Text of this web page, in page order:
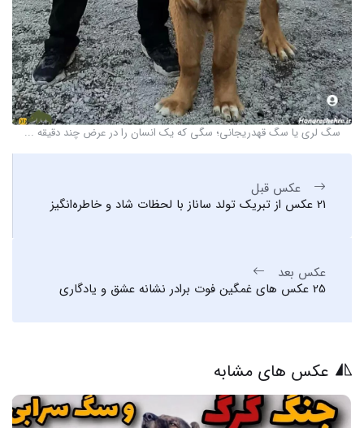
سگ لری یا سگ قهدریجانی؛ سگی که یک انسان را در عرض چند دقیقه ...
عکس قبل
21 عکس از تبریک تولد ساناز با لحظات شاد و خاطره‌انگیز
عکس بعد
25 عکس های غمگین فوت برادر نشانه عشق و یادگاری
عکس های مشابه